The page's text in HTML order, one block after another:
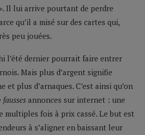
Il lui arrive pourtant de perdre
qu’il a misé sur des cartes qui,
peu jouées.
l’été dernier pourrait faire entrer
Mais plus d’argent signifie
plus d’arnaques. C’est ainsi qu’on
fausses annonces sur internet : une
multiples fois à prix cassé. Le but est
à s’aligner en baissant leur